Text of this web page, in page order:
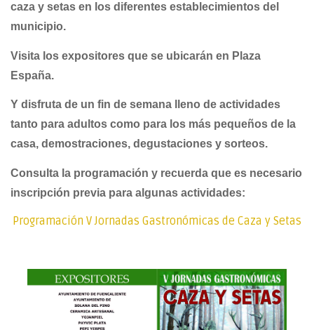
caza y setas en los diferentes establecimientos del
municipio.
Visita los expositores que se ubicarán en Plaza
España.
Y disfruta de un fin de semana lleno de actividades
tanto para adultos como para los más pequeños de la
casa, demostraciones, degustaciones y sorteos.
Consulta la programación y recuerda que es necesario
inscripción previa para algunas actividades:
Programación V Jornadas Gastronómicas de Caza y Setas